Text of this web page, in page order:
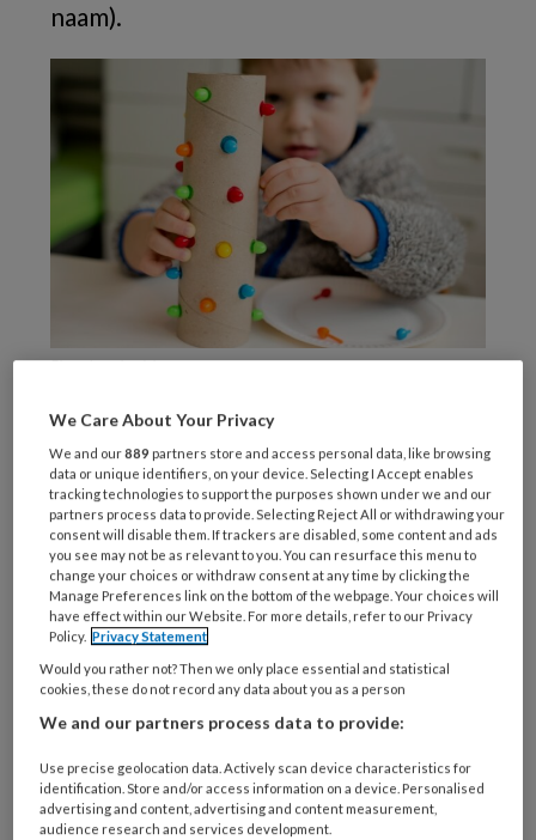
naam).
Birute / stock.adobe.com
‘Ik
REGISTREREN
Wil je dit artikel lezen?
Maak gratis een account aan en lees 2
artikelen gratis per maand
Al een account of abonnement?Log dan in
Wat
is
We Care About Your Privacy
We and our889 partners store and access personal data, like browsing
data or unique identifiers, on your device. Selecting I Accept enables
tracking technologies to support the purposes shown under we and our
partners process data to provide. Selecting Reject All or withdrawing your
consent will disable them. If trackers are disabled, some content and ads
you see may not be as relevant to you. You can resurface this menu to
change your choices or withdraw consent at any time by clicking the
Manage Preferences link on the bottom of the webpage. Your choices will
have effect within our Website. For more details, refer to our Privacy
Policy. Privacy Statement
Would you rather not? Then we only place essential and statistical
cookies, these do not record any data about you as a person
We and our partners process data to provide:
Use precise geolocation data. Actively scan device characteristics for
identification. Store and/or access information on a device. Personalised
advertising and content, advertising and content measurement,
audience research and services development.